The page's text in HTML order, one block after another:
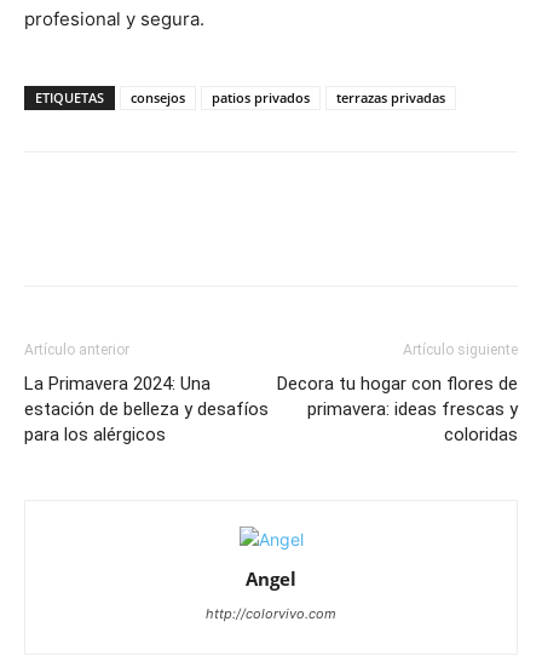
profesional y segura.
ETIQUETAS consejos patios privados terrazas privadas
Artículo anterior
La Primavera 2024: Una
estación de belleza y desafíos
para los alérgicos
Artículo siguiente
Decora tu hogar con flores de
primavera: ideas frescas y
coloridas
Angel
http://colorvivo.com